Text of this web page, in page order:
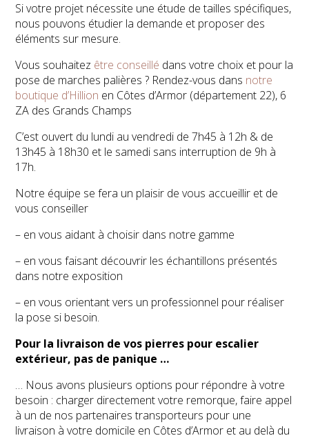
Si votre projet nécessite une étude de tailles spécifiques,
nous pouvons étudier la demande et proposer des
éléments sur mesure.
Vous souhaitez être conseillé dans votre choix et pour la
pose de marches palières ? Rendez-vous dans notre
boutique d’Hillion en Côtes d’Armor (département 22), 6
ZA des Grands Champs
C’est ouvert du lundi au vendredi de 7h45 à 12h & de
13h45 à 18h30 et le samedi sans interruption de 9h à
17h.
Notre équipe se fera un plaisir de vous accueillir et de
vous conseiller
– en vous aidant à choisir dans notre gamme
– en vous faisant découvrir les échantillons présentés
dans notre exposition
– en vous orientant vers un professionnel pour réaliser
la pose si besoin.
Pour la livraison de vos pierres pour escalier
extérieur, pas de panique …
… Nous avons plusieurs options pour répondre à votre
besoin : charger directement votre remorque, faire appel
à un de nos partenaires transporteurs pour une
livraison à votre domicile en Côtes d’Armor et au delà du